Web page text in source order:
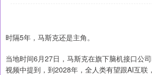
时隔5年，马斯克还是主角。
当地时间6月27日，马斯克在旗下脑机接口公
视频中提到，到2028年，全人类有望跟AI互联